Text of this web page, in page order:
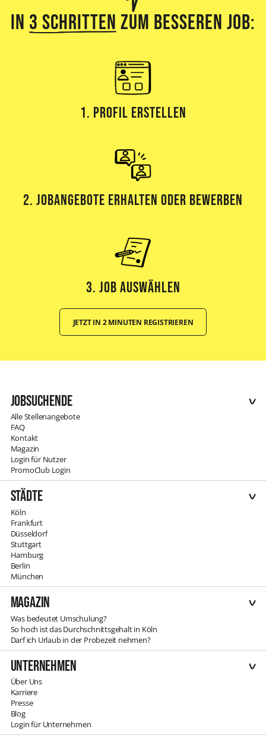
In 3 Schritten zum besseren Job:
1. Profil erstellen
2. Jobangebote erhalten oder bewerben
3. Job Auswählen
JETZT IN 2 MINUTEN REGISTRIEREN
Jobsuchende
Alle Stellenangebote
FAQ
Kontakt
Magazin
Login für Nutzer
PromoClub Login
Städte
Köln
Frankfurt
Düsseldorf
Stuttgart
Hamburg
Berlin
München
Magazin
Was bedeutet Umschulung?
So hoch ist das Durchschnittsgehalt in Köln
Darf ich Urlaub in der Probezeit nehmen?
Unternehmen
Über Uns
Karriere
Presse
Blog
Login für Unternehmen